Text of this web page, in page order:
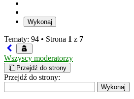
Tematy: 94 • Strona 1 z 7
Wszyscy moderatorzy
Przejdź do strony
Przejdź do strony: